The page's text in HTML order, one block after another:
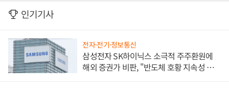
인기기사
전자·전기·정보통신
삼성전자 SK하이닉스 소극적 주주환원에
해외 증권가 비판, "반도체 호황 지속성 의